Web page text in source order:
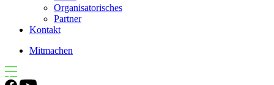
Organisatorisches
Partner
Kontakt
Mitmachen